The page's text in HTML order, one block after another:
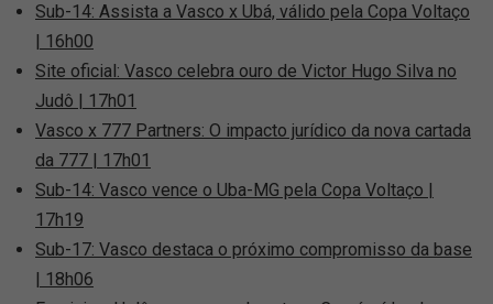
Sub-14: Assista a Vasco x Ubá, válido pela Copa Voltaço
| 16h00
Site oficial: Vasco celebra ouro de Victor Hugo Silva no
Judô | 17h01
Vasco x 777 Partners: O impacto jurídico da nova cartada
da 777 | 17h01
Sub-14: Vasco vence o Uba-MG pela Copa Voltaço |
17h19
Sub-17: Vasco destaca o próximo compromisso da base
| 18h06